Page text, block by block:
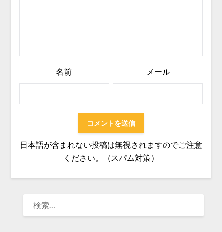
名前 メール
日本語が含まれない投稿は無視されますのでご注意
ください。（スパム対策）